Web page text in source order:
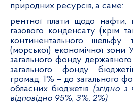
природних ресурсів, а саме:
рентної плати щодо нафти,
газового конденсату (крім
континентального шельфу
(морської) економічної зони
загального фонду
загального фонду
громад, 1% – до загального
обласних бюджетів (згідно
відповідно 95%, 3%, 2%);